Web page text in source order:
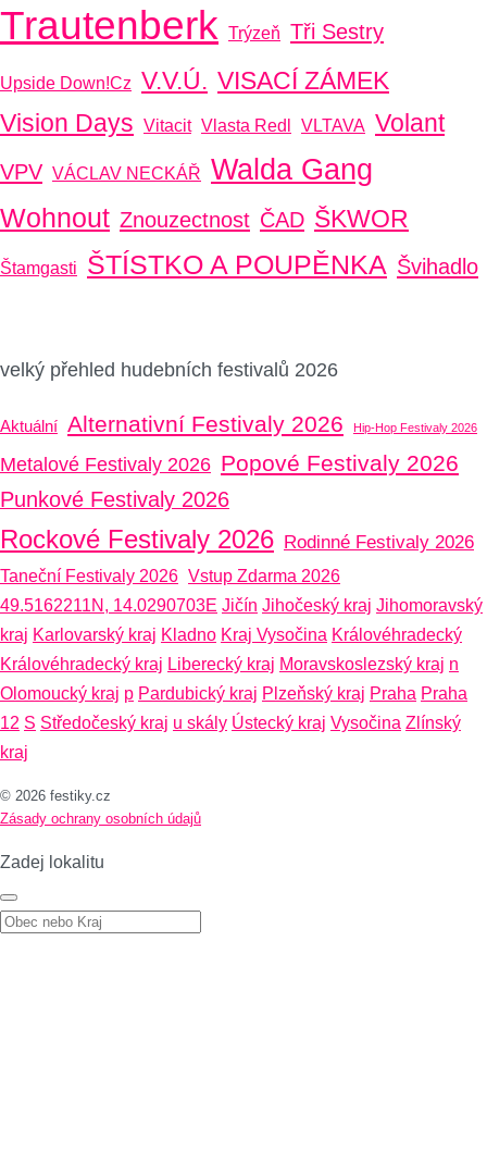
Trautenberk Trýzeň Tři Sestry
Upside Down!cz V.V.Ú. VISACÍ ZÁMEK
Vision Days Vitacit Vlasta Redl VLTAVA Volant
VPV VÁCLAV NECKÁŘ Walda Gang
Wohnout Znouzectnost ČAD ŠKWOR
Štamgasti ŠTÍSTKO A POUPĚNKA Švihadlo
velký přehled hudebních festivalů 2026
Aktuální Alternativní Festivaly 2026 Hip-Hop Festivaly 2026
Metalové Festivaly 2026 Popové Festivaly 2026
Punkové Festivaly 2026
Rockové Festivaly 2026 Rodinné Festivaly 2026
Taneční Festivaly 2026 Vstup Zdarma 2026
49.5162211N, 14.0290703E Jičín Jihočeský kraj Jihomoravský
kraj Karlovarský kraj Kladno Kraj Vysočina Královéhradecký
Královéhradecký kraj Liberecký kraj Moravskoslezský kraj n
Olomoucký kraj p Pardubický kraj Plzeňský kraj Praha Praha
12 S Středočeský kraj u skály Ústecký kraj Vysočina Zlínský
kraj
© 2026 festiky.cz
Zásady ochrany osobních údajů
Zadej lokalitu
Zadej lokalitu